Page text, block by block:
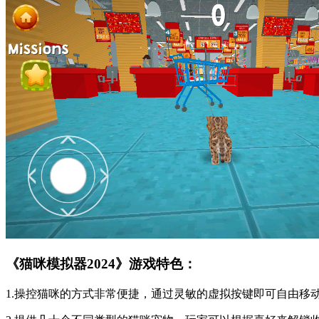
《猫咪模拟器2024》游戏特色：
1.操控猫咪的方式非常便捷，通过灵敏的虚拟按键即可自由移